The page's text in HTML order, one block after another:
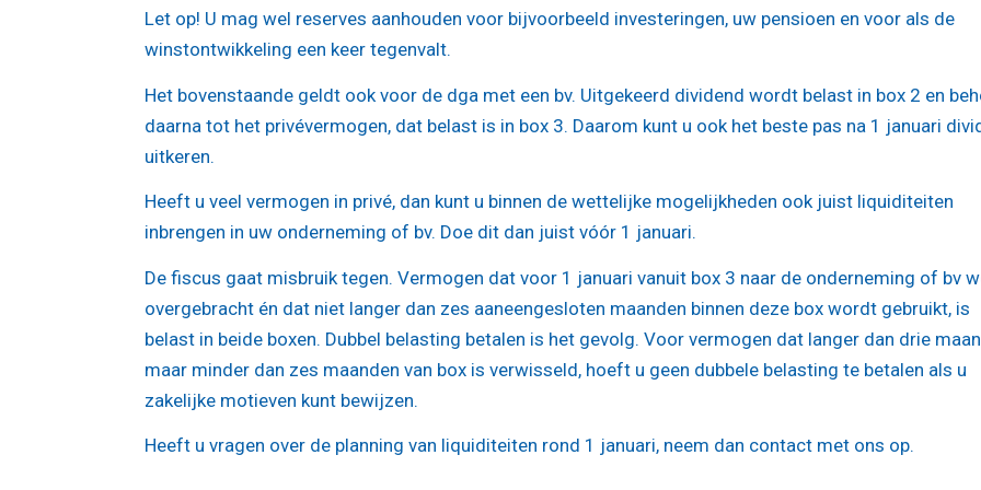
Let op! U mag wel reserves aanhouden voor bijvoorbeeld investeringen, uw pensioen en voor als de
winstontwikkeling een keer tegenvalt.
Het bovenstaande geldt ook voor de dga met een bv. Uitgekeerd dividend wordt belast in box 2 en
daarna tot het privévermogen, dat belast is in box 3. Daarom kunt u ook het beste pas na 1 januari
uitkeren.
Heeft u veel vermogen in privé, dan kunt u binnen de wettelijke mogelijkheden ook juist liquiditeiten
inbrengen in uw onderneming of bv. Doe dit dan juist vóór 1 januari.
De fiscus gaat misbruik tegen. Vermogen dat voor 1 januari vanuit box 3 naar de onderneming of bv
overgebracht én dat niet langer dan zes aaneengesloten maanden binnen deze box wordt gebruikt, is
belast in beide boxen. Dubbel belasting betalen is het gevolg. Voor vermogen dat langer dan drie
maar minder dan zes maanden van box is verwisseld, hoeft u geen dubbele belasting te betalen als u
zakelijke motieven kunt bewijzen.
Heeft u vragen over de planning van liquiditeiten rond 1 januari, neem dan contact met ons op.